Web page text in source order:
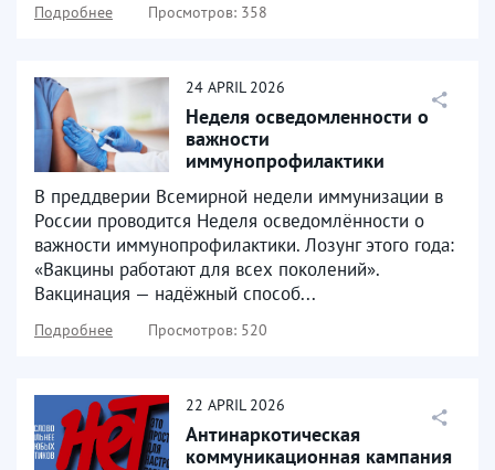
Подробнее Просмотров: 358
24 APRIL 2026
Неделя осведомленности о
важности
иммунопрофилактики
В преддверии Всемирной недели иммунизации в
России проводится Неделя осведомлённости о
важности иммунопрофилактики. Лозунг этого года:
«Вакцины работают для всех поколений».
Вакцинация — надёжный способ...
Подробнее Просмотров: 520
22 APRIL 2026
Антинаркотическая
коммуникационная кампания